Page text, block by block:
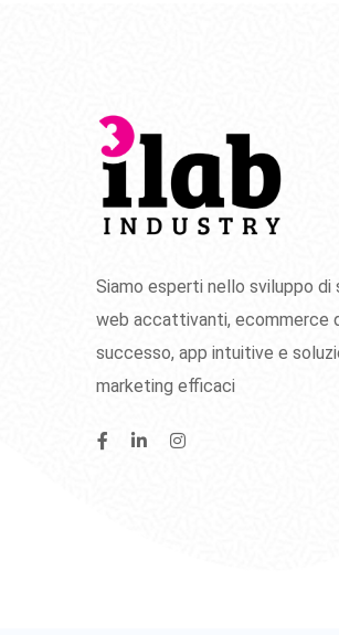
Siamo esperti nello sviluppo di
web accattivanti, ecommerce
successo, app intuitive e
marketing efficaci